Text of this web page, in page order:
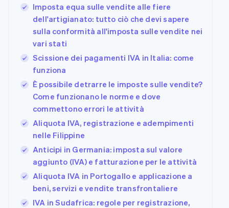
Imposta equa sulle vendite alle fiere
dell'artigianato: tutto ciò che devi sapere
sulla conformità all'imposta sulle vendite nei
vari stati
Scissione dei pagamenti IVA in Italia: come
funziona
È possibile detrarre le imposte sulle vendite?
Come funzionano le norme e dove
commettono errori le attività
Aliquota IVA, registrazione e adempimenti
nelle Filippine
Anticipi in Germania: imposta sul valore
aggiunto (IVA) e fatturazione per le attività
Aliquota IVA in Portogallo e applicazione a
beni, servizi e vendite transfrontaliere
IVA in Sudafrica: regole per registrazione,